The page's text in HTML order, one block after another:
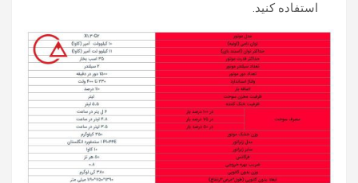
استفاده کنید.